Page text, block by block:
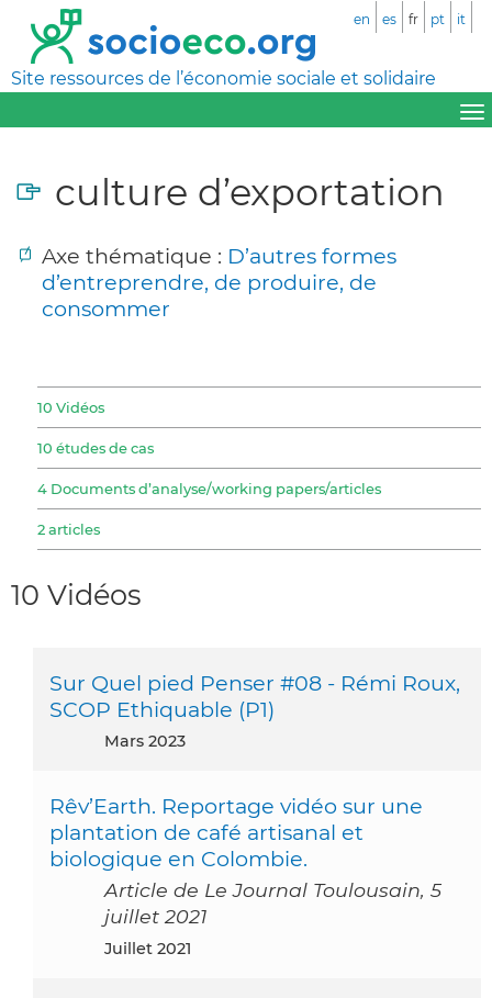
Site ressources de l’économie sociale et solidaire
en es fr pt it
culture d’exportation
Axe thématique : D’autres formes
d’entreprendre, de produire, de
consommer
10 Vidéos
10 études de cas
4 Documents d’analyse/working papers/articles
2 articles
10 Vidéos
Sur Quel pied Penser #08 - Rémi Roux,
SCOP Ethiquable (P1)
mars 2023
Rêv’Earth. Reportage vidéo sur une
plantation de café artisanal et
biologique en Colombie.
Article de Le Journal Toulousain, 5
juillet 2021
juillet 2021